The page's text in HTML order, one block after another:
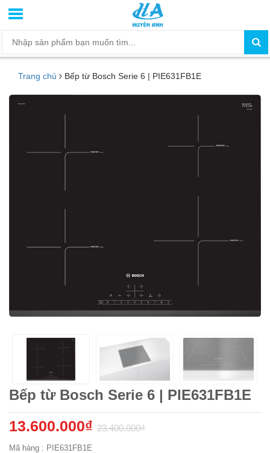
Trang chủ Bếp từ Bosch Serie 6 | PIE631FB1E
Bếp từ Bosch Serie 6 | PIE631FB1E
13.600.000₫ 23.400.000₫
Mã hàng : PIE631FB1E